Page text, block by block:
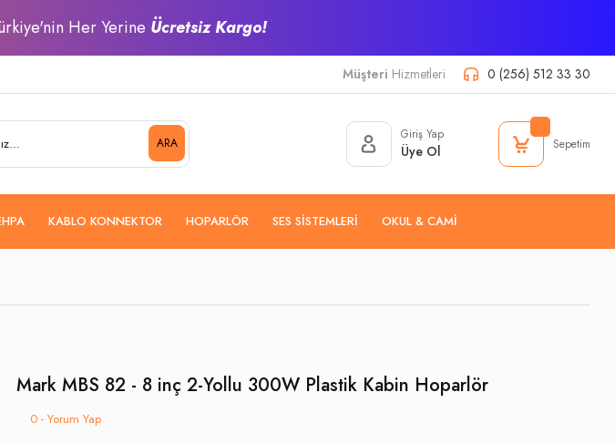
Her Yerine Ücretsiz Kargo!
Müşteri Hizmetleri 0 (256) 512 33 30
ARA
Giriş Yap
Üye Ol Sepetim
KABLO KONNEKTOR HOPARLÖR SES SISTEMLERI OKUL & CAMI
Mark MBS 82 - 8 inç 2-Yollu 300W Plastik Kabin Hoparlör
0 - Yorum Yap